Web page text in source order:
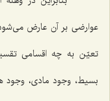
عوارضی بر آن عارض
تعیّن به چه اقسامی
بسیط، وجود مادی، وجود